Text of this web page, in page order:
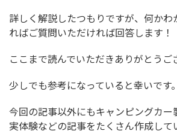
詳しく解説したつもりですが、何かわ
ればご質問いただければ回答します！
ここまで読んでいただきありがとうご
少しでも参考になっていると幸いです。
今回の記事以外にもキャンピングカー
実体験などの記事をたくさん作成して